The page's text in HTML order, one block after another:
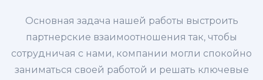
Основная задача нашей работы выстроить
партнерские взаимоотношения так, чтобы
сотрудничая с нами, компании могли спокойно
заниматься своей работой и решать ключевые